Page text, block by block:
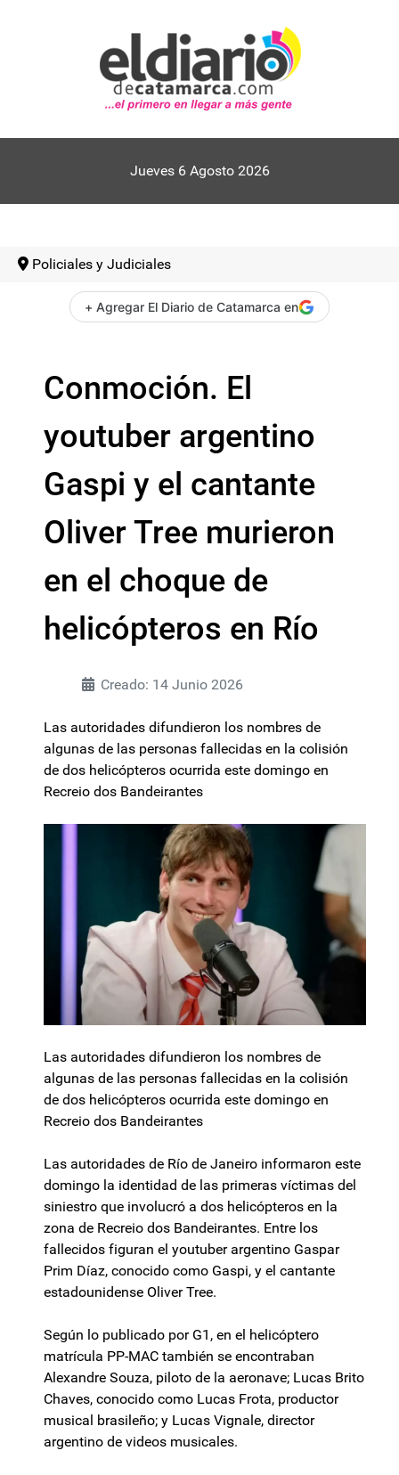
Jueves 6 Agosto 2026
Policiales y Judiciales
+ Agregar El Diario de Catamarca en
Conmoción. El
youtuber argentino
Gaspi y el cantante
Oliver Tree murieron
en el choque de
helicópteros en Río
Creado: 14 Junio 2026
Las autoridades difundieron los nombres de
algunas de las personas fallecidas en la colisión
de dos helicópteros ocurrida este domingo en
Recreio dos Bandeirantes
Las autoridades difundieron los nombres de
algunas de las personas fallecidas en la colisión
de dos helicópteros ocurrida este domingo en
Recreio dos Bandeirantes
Las autoridades de Río de Janeiro informaron este
domingo la identidad de las primeras víctimas del
siniestro que involucró a dos helicópteros en la
zona de Recreio dos Bandeirantes. Entre los
fallecidos figuran el youtuber argentino Gaspar
Prim Díaz, conocido como Gaspi, y el cantante
estadounidense Oliver Tree.
Según lo publicado por G1, en el helicóptero
matrícula PP-MAC también se encontraban
Alexandre Souza, piloto de la aeronave; Lucas Brito
Chaves, conocido como Lucas Frota, productor
musical brasileño; y Lucas Vignale, director
argentino de videos musicales.